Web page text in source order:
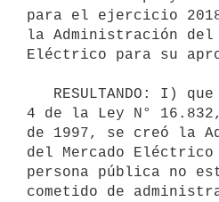
para el ejercicio
la Administración del
Eléctrico para su
4 de la Ley N°
de 1997, se creó la
del Mercado Eléctrico
persona pública no
cometido de